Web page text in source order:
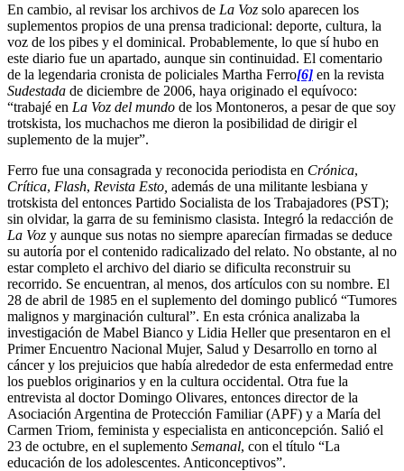
En cambio, al revisar los archivos de La Voz solo aparecen los
suplementos propios de una prensa tradicional: deporte, cultura, la
voz de los pibes y el dominical. Probablemente, lo que sí hubo en
este diario fue un apartado, aunque sin continuidad. El comentario
de la legendaria cronista de policiales Martha Ferro[6] en la revista
Sudestada de diciembre de 2006, haya originado el equívoco:
“trabajé en La Voz del mundo de los Montoneros, a pesar de que soy
trotskista, los muchachos me dieron la posibilidad de dirigir el
suplemento de la mujer”.
Ferro fue una consagrada y reconocida periodista en Crónica,
Crítica, Flash, Revista Esto, además de una militante lesbiana y
trotskista del entonces Partido Socialista de los Trabajadores (PST);
sin olvidar, la garra de su feminismo clasista. Integró la redacción de
La Voz y aunque sus notas no siempre aparecían firmadas se deduce
su autoría por el contenido radicalizado del relato. No obstante, al no
estar completo el archivo del diario se dificulta reconstruir su
recorrido. Se encuentran, al menos, dos artículos con su nombre. El
28 de abril de 1985 en el suplemento del domingo publicó “Tumores
malignos y marginación cultural”. En esta crónica analizaba la
investigación de Mabel Bianco y Lidia Heller que presentaron en el
Primer Encuentro Nacional Mujer, Salud y Desarrollo en torno al
cáncer y los prejuicios que había alrededor de esta enfermedad entre
los pueblos originarios y en la cultura occidental. Otra fue la
entrevista al doctor Domingo Olivares, entonces director de la
Asociación Argentina de Protección Familiar (APF) y a María del
Carmen Triom, feminista y especialista en anticoncepción. Salió el
23 de octubre, en el suplemento Semanal, con el título “La
educación de los adolescentes. Anticonceptivos”.